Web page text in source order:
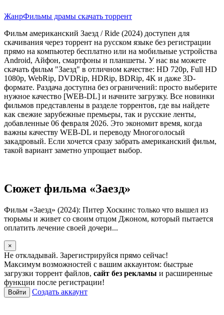
ЖанрФильмы драмы скачать торрент
Фильм американский Заезд / Ride (2024) доступен для
скачивания через торрент на русском языке без регистрации
прямо на компьютер бесплатно или на мобильные устройства
Android, Айфон, смартфоны и планшеты. У нас вы можете
скачать фильм "Заезд" в отличном качестве: HD 720p, Full HD
1080p, WebRip, DVDRip, HDRip, BDRip, 4K и даже 3D-
формате. Раздача доступна без ограничений: просто выберите
нужное качество [WEB-DL] и начните загрузку. Все новинки
фильмов представлены в разделе торрентов, где вы найдете
как свежие зарубежные премьеры, так и русские ленты,
добавленные 06 февраля 2026. Это экономит время, когда
важны качеству WEB-DL и переводу Многоголосый
закадровый. Если хочется сразу забрать американский фильм,
такой вариант заметно упрощает выбор.
Сюжет фильма «Заезд»
Фильм «Заезд» (2024): Питер Хоскинс только что вышел из
тюрьмы и живет со своим отцом Джоном, который пытается
оплатить лечение своей дочери...
×
Не откладывай. Зарегистрируйся прямо сейчас!
Максимум возможностей с вашим аккаунтом: быстрые
загрузки торрент файлов, сайт без рекламы и расширенные
функции после регистрации!
Войти Создать аккаунт